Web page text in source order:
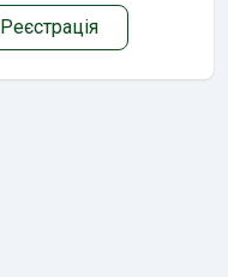
Реєстрація